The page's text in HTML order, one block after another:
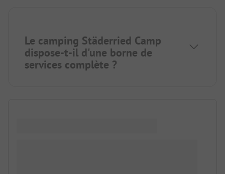
Le camping Städerried Camp
dispose-t-il d'une borne de
services complète ?